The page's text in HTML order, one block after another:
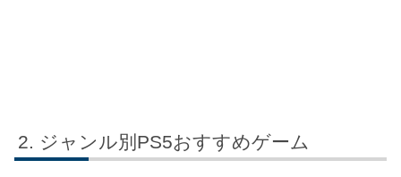
ジャンル別PS5おすすめゲーム